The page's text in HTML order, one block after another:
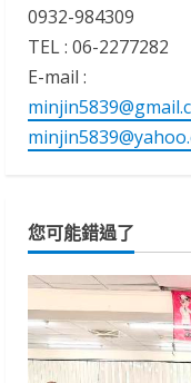
0932-984309
TEL : 06-2277282
E-mail :
您可能錯過了